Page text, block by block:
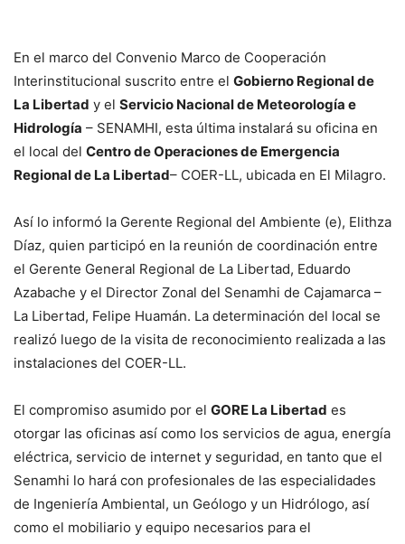
En el marco del Convenio Marco de Cooperación
Interinstitucional suscrito entre el Gobierno Regional de
La Libertad y el Servicio Nacional de Meteorología e
Hidrología – SENAMHI, esta última instalará su oficina en
el local del Centro de Operaciones de Emergencia
Regional de La Libertad– COER-LL, ubicada en El Milagro.
Así lo informó la Gerente Regional del Ambiente (e), Elithza
Díaz, quien participó en la reunión de coordinación entre
el Gerente General Regional de La Libertad, Eduardo
Azabache y el Director Zonal del Senamhi de Cajamarca –
La Libertad, Felipe Huamán. La determinación del local se
realizó luego de la visita de reconocimiento realizada a las
instalaciones del COER-LL.
El compromiso asumido por el GORE La Libertad es
otorgar las oficinas así como los servicios de agua, energía
eléctrica, servicio de internet y seguridad, en tanto que el
Senamhi lo hará con profesionales de las especialidades
de Ingeniería Ambiental, un Geólogo y un Hidrólogo, así
como el mobiliario y equipo necesarios para el